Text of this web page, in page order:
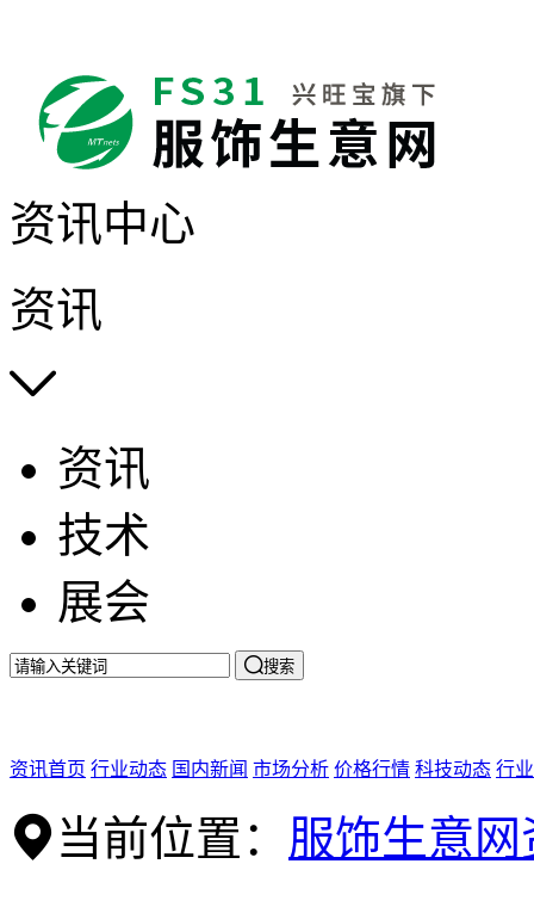
资讯中心
资讯

资讯
技术
展会
搜索
资讯首页 行业动态 国内新闻 市场分析 价格行情 科技动态 行
当前位置： 服饰生意网